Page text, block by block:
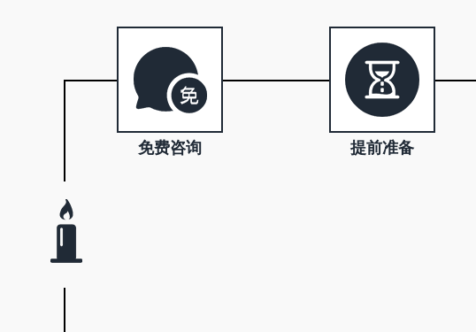
免费咨询 提前准备